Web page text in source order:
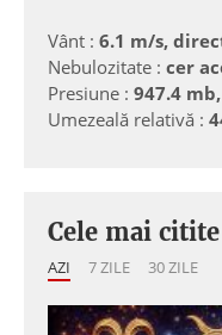
Vânt : 6.1 m/s,
Nebulozitate : cer
Presiune : 947.4
Umezeală relativă :
Cele mai citite
AZI 7 ZILE 30 ZILE